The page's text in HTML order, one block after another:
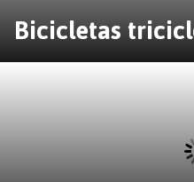
Bicicletas